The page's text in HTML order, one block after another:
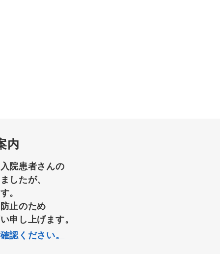
内
院患者さんの
したが、
。
止のため
申し上げます。
認ください。